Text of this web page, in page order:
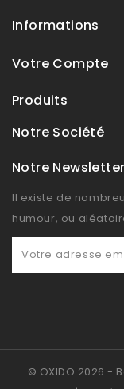
Informations
Votre Compte
Produits
Notre Société
Notre
Il existe de
humour, ou
© OXIDO 2026 -